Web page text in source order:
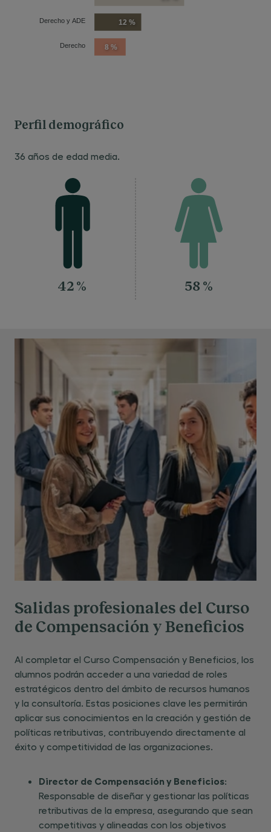
12 %
8 %
Derecho y ADE
Derecho
Perfil demográfico
36 años de edad media.
42 % 58 %
Salidas profesionales del Curso
de Compensación y Beneficios
Al completar el Curso Compensación y Beneficios, los
alumnos podrán acceder a una variedad de roles
estratégicos dentro del ámbito de recursos humanos
y la consultoría. Estas posiciones clave les permitirán
aplicar sus conocimientos en la creación y gestión de
políticas retributivas, contribuyendo directamente al
éxito y competitividad de las organizaciones.
Director de Compensación y Beneficios:
Responsable de diseñar y gestionar las políticas
retributivas de la empresa, asegurando que sean
competitivas y alineadas con los objetivos